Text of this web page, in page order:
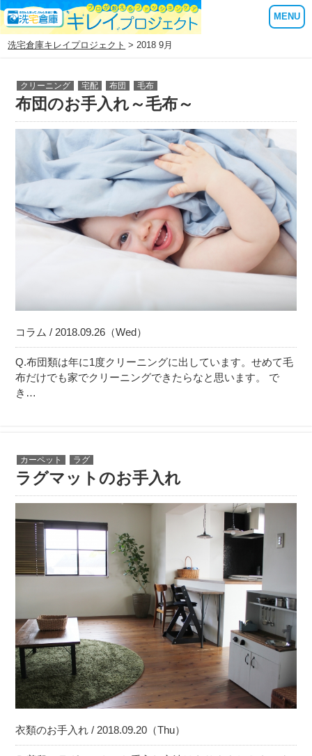
MENU
洗宅倉庫キレイプロジェクト > 2018 9月
クリーニング 宅配 布団 毛布
布団のお手入れ～毛布～
コラム / 2018.09.26（Wed）
Q.布団類は年に1度クリーニングに出しています。せめて毛
布だけでも家でクリーニングできたらなと思います。 で
き…
カーペット ラグ
ラグマットのお手入れ
衣類のお手入れ / 2018.09.20（Thu）